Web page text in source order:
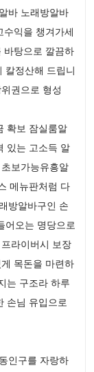
바 노래방알바
익을 챙겨가세
바탕으로 깔끔하
칼정산해 드립니
권으로 형성
확보 잠실룸알
있는 고소득 알
보가능유흥알
메뉴판처럼 다
방알바구인 손
어오는 명당으로
라이버시 보장
목돈을 마련하
는 구조라 하루
손님 유입으로
인구를 자랑하